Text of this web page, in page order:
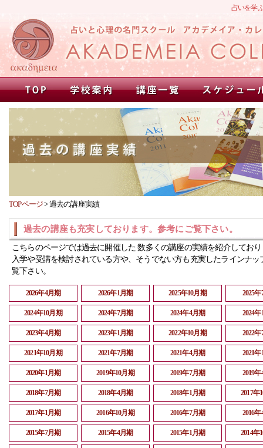
占いを学
TOPページ>過去の講座実績
過去の講座も充実しております。参考にご覧下さい。
こちらのページでは過去に開催した 数多くの講座の実績を紹介してお
入学や受講を検討されている方や、そうでない方も充実したラインナッ
覧下さい。
2026年4月期 2026年1月期 2025年10月期 2025
2024年10月期 2024年7月期 2024年4月期 2024
2023年4月期 2023年1月期 2022年10月期 2022
2021年10月期 2021年7月期 2021年4月期 2021
2020年1月期 2019年10月期 2019年7月期 2019
2018年7月期 2018年4月期 2018年1月期 2017年
2017年1月期 2016年10月期 2016年7月期 2016
2015年7月期 2015年4月期 2015年1月期 2014年